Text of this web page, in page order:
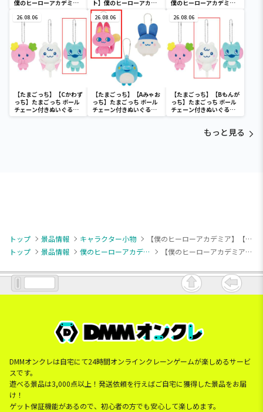
僕のヒーローアカデミア
ト】僕のヒーローアカデ
ミア THE AMAZING
HEROES vol.26
僕のヒーローアカデミア
26.08.06
【たまごっち】【Cかわず
っち】たまごっち ボール
チェーン付きぬいぐるみ
～Tamagotchi
26.08.06
【たまごっち】【Aみゃお
っち】たまごっち ボール
チェーン付きぬいぐるみ
～Tamagotchi
26.08.06
【たまごっち】【Bもんが
っち】たまごっち ボール
チェーン付きぬいぐるみ
～Tamagotchi
もっと見る
トップ 景品情報 キャラクター小物
【僕のヒーローアカデミア】【A緑谷出久】僕のヒーローアカデミア ちびぐるみvol.9
トップ
景品情報 僕のヒーローアカデミア 【僕のヒーローアカデミア】【A緑谷出久】僕のヒーローアカデミア ちびぐるみvol.9
DMMオンクレは自宅にて24時間オンラインクレーンゲームが楽しめるサービ
スです。
遊べる景品は3,000点以上！発送依頼を行えばご自宅に獲得した景品をお届
け！
ゲット保証機能があるので、初心者の方でも安心して楽しめます。